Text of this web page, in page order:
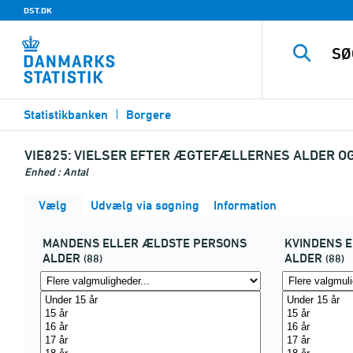
DST.DK
Statistikbanken Borgere
VIE825:VIELSER EFTER ÆGTEFÆLLERNES ALDER
Enhed : Antal
Vælg Udvælg via søgning Information
MANDENS ELLER ÆLDSTE PERSONS
ALDER (88)
KVINDENS
ALDER (88)